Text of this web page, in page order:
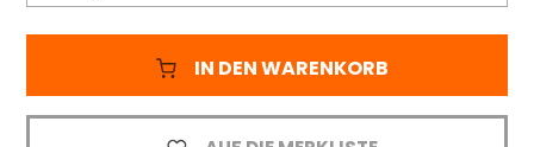
IN DEN WARENKORB